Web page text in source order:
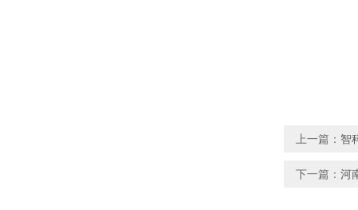
上一篇： 智
下一篇： 河